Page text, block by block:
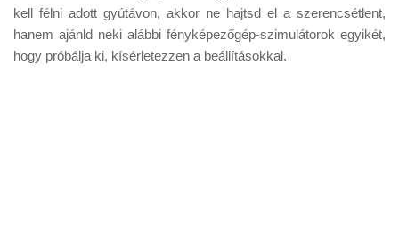
kell félni adott gyútávon, akkor ne hajtsd el a szerencsétlent,
hanem ajánld neki alábbi fényképezőgép-szimulátorok egyikét,
hogy próbálja ki, kísérletezzen a beállításokkal.